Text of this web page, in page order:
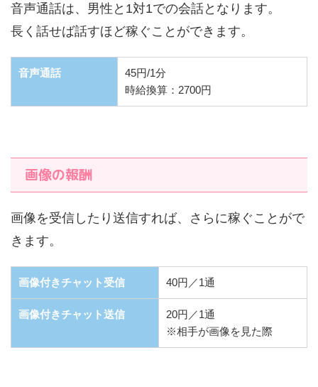
音声通話は、男性と1対1での会話となります。
長く話せば話すほど稼ぐことができます。
音声通話
45円/1分
時給換算：2700円
画像の報酬
画像を受信したり送信すれば、さらに稼ぐことがで
きます。
画像付きチャット受信 40円／1通
画像付きチャット送信
20円／1通
※相手が画像を見た際